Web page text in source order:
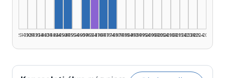
1925–1929
1930–1934
1935–1939
1940–1944
1945–1949
1950–1954
1955–1959
1960–1964
1965–1969
1970–1974
1975–1979
1980–1984
1985–1989
1990–1994
1995–1999
2000–2004
2005–2009
2010–2014
2015–2019
2020–2024
2025–2026